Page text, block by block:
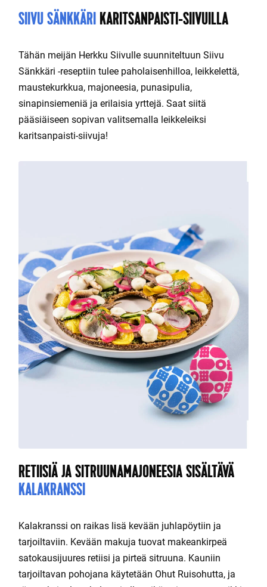
SIIVU SÄNKKÄRI KARITSANPAISTI-SIIVUILLA
Tähän meijän Herkku Siivulle suunniteltuun Siivu
Sänkkäri -reseptiin tulee paholaisenhilloa, leikkelettä,
maustekurkkua, majoneesia, punasipulia,
sinapinsiemeniä ja erilaisia yrttejä. Saat siitä
pääsiäiseen sopivan valitsemalla leikkeleiksi
karitsanpaisti-siivuja!
RETIISIÄ JA SITRUUNAMAJONEESIA SISÄLTÄVÄ
KALAKRANSSI
Kalakranssi on raikas lisä kevään juhlapöytiin ja
tarjoiltaviin. Kevään makuja tuovat makeankirpeä
satokausijuures retiisi ja pirteä sitruuna. Kauniin
tarjoiltavan pohojana käytetään Ohut Ruisohutta, ja